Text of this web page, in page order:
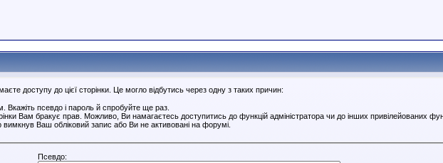
доступу до цієї сторінки. Це могло відбутись через одну з таких причин:
Вкажіть псевдо і пароль й спробуйте ще раз.
Вам бракує прав. Можливо, Ви намагаєтесь доступитись до функцій адміністратора чи до інших привілейованих
вимкнув Ваш обліковий запис або Ви не активовані на форумі.
Псевдо: